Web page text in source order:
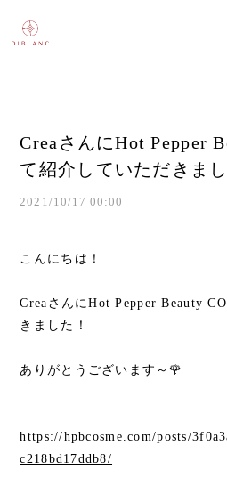
CreaさんにHot Pepper
て紹介していただきまし
2021/10/17 00:00
こんにちは！
CreaさんにHot Pepper Beauty
きました！
ありがとうございます～🌹
https://hpbcosme.com/posts/
c218bd17ddb8/